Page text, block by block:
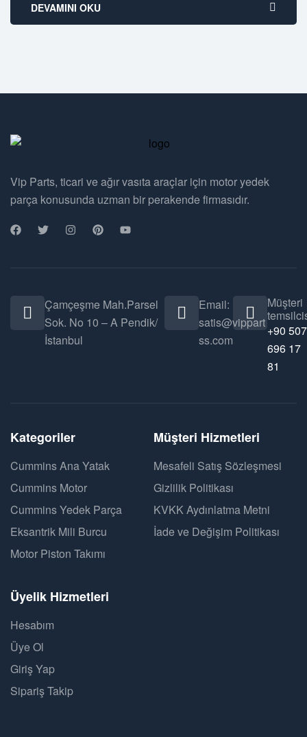
DEVAMINI OKU
Vip Parts, ticari ve ağır vasıta araçlar için motor yedek
parça konusunda uzman bir perakende firmasıdır.
Çamçeşme Mah.Parsel
Sok. No 10 – A Pendik/
İstanbul
Email:
satis@vippart
ss.com
Müşteri
+90 507
696 17
81
Kategoriler
Cummins Ana Yatak
Cummins Motor
Cummins Yedek Parça
Eksantrik Mili Burcu
Motor Piston Takımı
Müşteri Hizmetleri
Mesafeli Satış Sözleşmesi
Gizlilik Politikası
KVKK Aydınlatma Metni
İade ve Değişim Politikası
Üyelik Hizmetleri
Hesabım
Üye Ol
Giriş Yap
Sipariş Takip